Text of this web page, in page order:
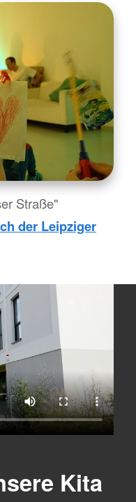
Straße"
der Leipziger
Kita